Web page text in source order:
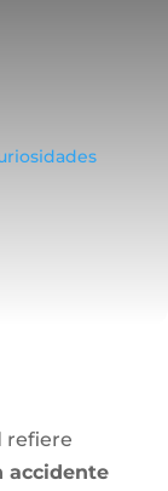
refiere
accidente